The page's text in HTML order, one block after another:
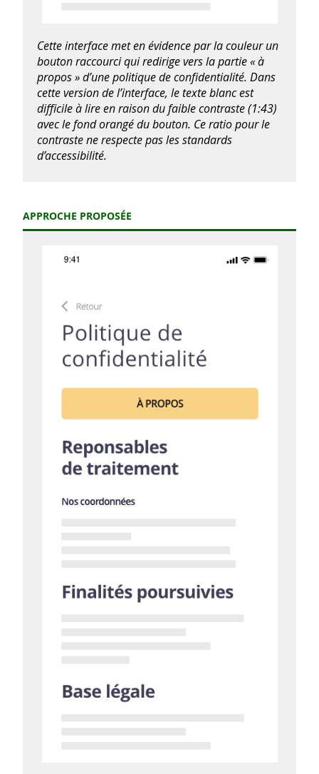
Cette interface met en évidence par la couleur un
bouton raccourci qui redirige vers la partie « à
propos » d’une politique de confidentialité. Dans
cette version de l’interface, le texte blanc est
difficile à lire en raison du faible contraste (1:43)
avec le fond orangé du bouton. Ce ratio pour le
contraste ne respecte pas les standards
d’accessibilité.
APPROCHE PROPOSÉE